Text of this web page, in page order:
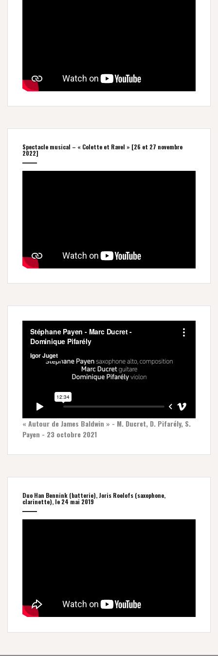
Spectacle musical – « Colette et Ravel » [26 et 27 novembre
2022]
« Autour de James Baldwin » - M. Ducret, D. Pifarély, S.
Payen - 23 octobre 2021
Duo Han Bennink (batterie), Joris Roelofs (saxophone,
clarinette), le 24 mai 2019